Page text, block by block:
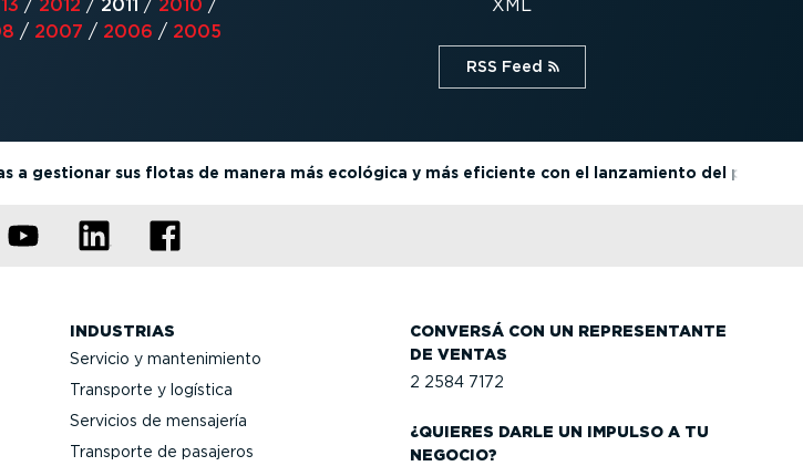
/ 2012 / 2011 / 2010 /
/ 2007 / 2006 / 2005
XML
RSS Feed⁠
a gestionar sus flotas de manera más ecológica y más eficiente con el lanzamiento del plan de
INDUSTRIAS
Servicio y mante­ni­miento
Transporte y logística
Servicios de mensajería
Transporte de pasajeros
CONVERSÁ CON UN REPRE­SEN­TANTE
DE VENTAS
2 2584 7172
¿QUIERES DARLE UN IMPULSO A TU
NEGOCIO?